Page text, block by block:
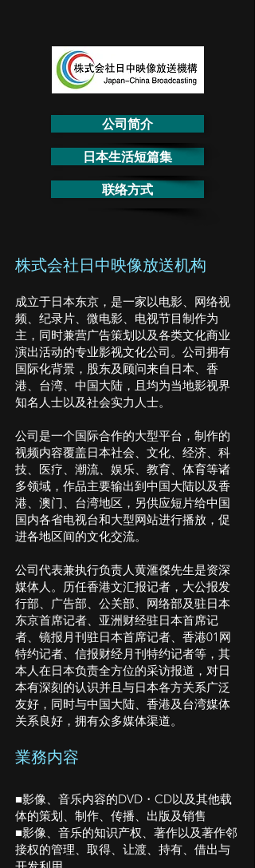
株式会社日中映像放送机构
成立于日本东京，是一家以电影、网络视
频、纪录片、微电影、电视节目制作为
主，同时兼营广告策划以及各类文化商业
演出活动的专业影视文化公司。公司拥有
国际化背景，股东及顾问来自日本、香
港、台湾、中国大陆，且均为当地影视界
知名人士以及社会实力人士。
公司是一个国际合作的大型平台，制作的
视频内容覆盖日本社会、文化、经济、科
技、医疗、潮流、娱乐、教育、体育等诸
多领域，作品主要输出到中国大陆以及香
港、澳门、台湾地区，另供应短片给中国
国内各省电视台和大型网站进行播放，促
进各地区间的文化交流。
公司代表兼执行负责人黄滙傑先生是资深
媒体人。历任香港文汇报记者，大公报发
行部、广告部、公关部、网络部及驻日本
东京首席记者、亚洲财经驻日本首席记
者、镜报月刊驻日本首席记者、香港01网
特约记者、信报财经月刊特约记者等，其
本人在日本负责全方位的采访报道，对日
本有深刻的认识并且与日本各方关系广泛
友好，同时与中国大陆、香港及台湾媒体
关系良好，拥有众多媒体渠道。
業務内容
■影像、音乐内容的DVD・CD以及其他载
体的策划、制作、传播、出版及销售
■影像、音乐的知识产权、著作以及著作邻
接权的管理、取得、让渡、持有、借出与
联络方式
日本生活短篇集
公司简介